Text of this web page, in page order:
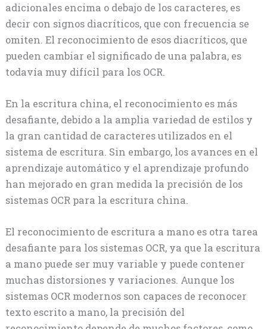
adicionales encima o debajo de los caracteres, es
decir con signos diacríticos, que con frecuencia se
omiten. El reconocimiento de esos diacríticos, que
pueden cambiar el significado de una palabra, es
todavía muy difícil para los OCR.
En la escritura china, el reconocimiento es más
desafiante, debido a la amplia variedad de estilos y
la gran cantidad de caracteres utilizados en el
sistema de escritura. Sin embargo, los avances en el
aprendizaje automático y el aprendizaje profundo
han mejorado en gran medida la precisión de los
sistemas OCR para la escritura china.
El reconocimiento de escritura a mano es otra tarea
desafiante para los sistemas OCR, ya que la escritura
a mano puede ser muy variable y puede contener
muchas distorsiones y variaciones. Aunque los
sistemas OCR modernos son capaces de reconocer
texto escrito a mano, la precisión del